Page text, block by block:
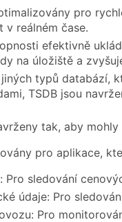
pro
v reálném čase.
efektivně
na úložiště a
typů databází,
TSDB jsou
tak, aby
pro aplikace,
Pro sledování
údaje: Pro
Pro